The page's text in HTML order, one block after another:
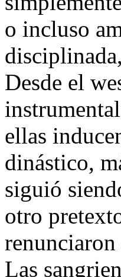
o incluso
Desde el
ellas
dinástico,
siguió
otro
Las